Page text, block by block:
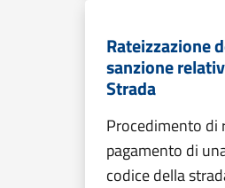
Rateizzazione
sanzione
Strada
Procedimento di
pagamento di
codice della